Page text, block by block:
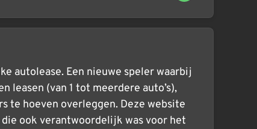
autolease. Een nieuwe speler waarbij
(van 1 tot meerdere auto’s),
te hoeven overleggen. Deze website
ook verantwoordelijk was voor het